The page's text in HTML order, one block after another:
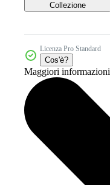
Collezione
Licenza Pro Standard
Cos'è?
Maggiori informazioni